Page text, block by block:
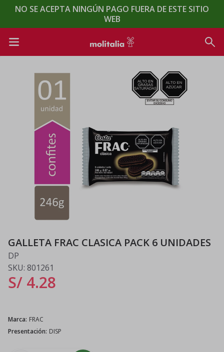
NO SE ACEPTA NINGÚN PAGO FUERA DE ESTE SITIO
WEB
GALLETA FRAC CLASICA PACK 6 UNIDADES
DP
SKU: 801261
S/ 4.28
Marca: FRAC
Presentación: DISP